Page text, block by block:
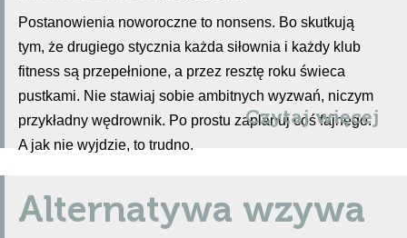
Postanowienia noworoczne to nonsens. Bo skutkują
tym, że drugiego stycznia każda siłownia i każdy klub
fitness są przepełnione, a przez resztę roku świeca
pustkami. Nie stawiaj sobie ambitnych wyzwań, niczym
przykładny wędrownik. Po prostu zaplanuj coś fajnego.
A jak nie wyjdzie, to trudno.
Czytaj więcej
Alternatywa wzywa